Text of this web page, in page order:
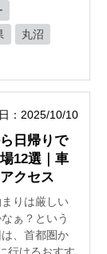
丸沼
：2025/10/10
日帰りで
12選｜車
クセス
りは厳しい
ぁ？という
、首都圏か